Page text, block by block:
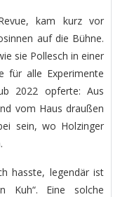
kam kurz vor
auf die Bühne.
sie Pollesch in einer
für alle Experimente
2022 opferte: Aus
vom Haus draußen
sein, wo Holzinger
hasste, legendär ist
Kuh“. Eine solche